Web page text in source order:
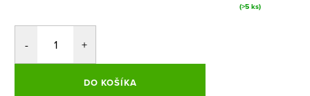
(>5 ks)
DO KOŠÍKA